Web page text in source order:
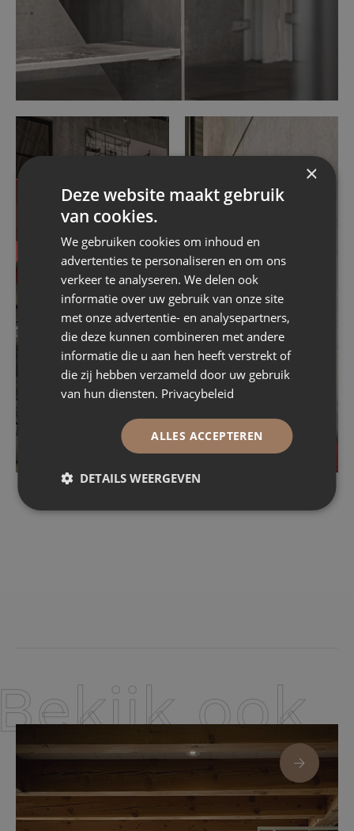
ook
×
Deze website maakt gebruik
van cookies.
We gebruiken cookies om inhoud en
advertenties te personaliseren en om ons
verkeer te analyseren. We delen ook
informatie over uw gebruik van onze site
met onze advertentie- en analysepartners,
die deze kunnen combineren met andere
informatie die u aan hen heeft verstrekt of
die zij hebben verzameld door uw gebruik
van hun diensten. Privacybeleid
ALLES ACCEPTEREN
DETAILS WEERGEVEN